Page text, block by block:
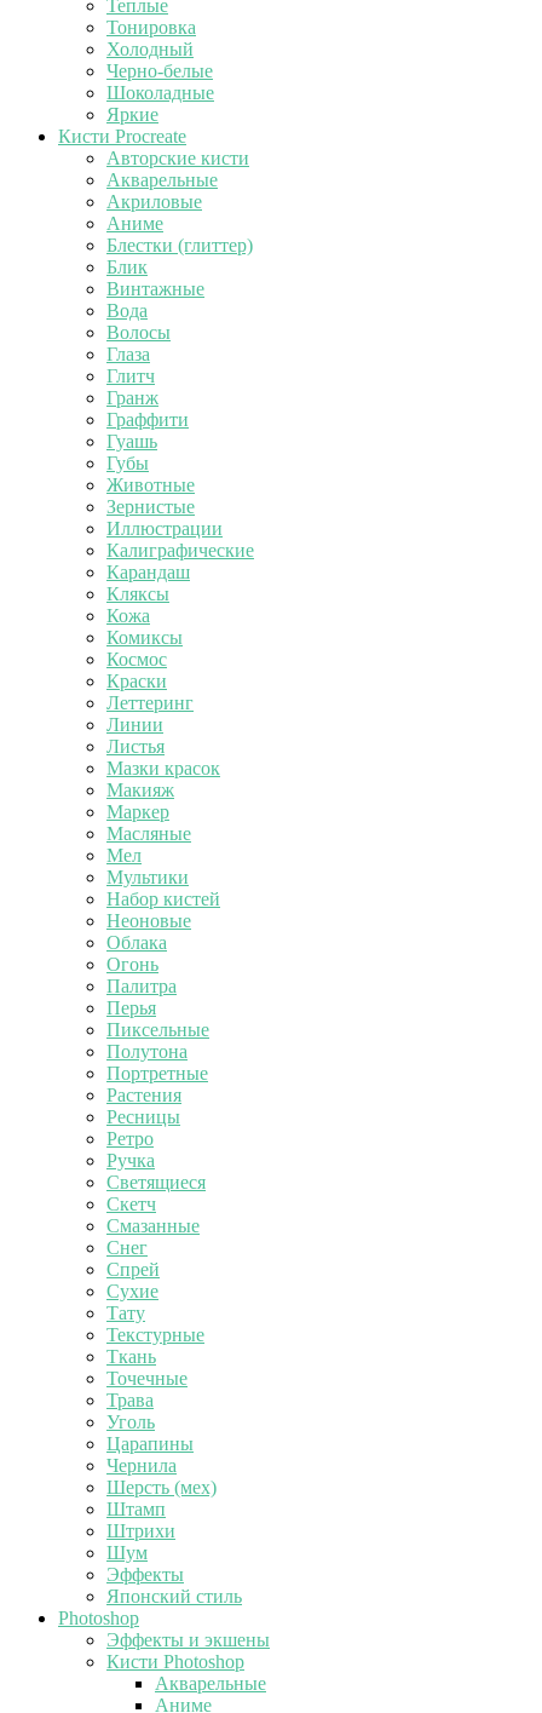
Теплые
Тонировка
Холодный
Черно-белые
Шоколадные
Яркие
Кисти Procreate
Авторские кисти
Акварельные
Акриловые
Аниме
Блестки (глиттер)
Блик
Винтажные
Вода
Волосы
Глаза
Глитч
Гранж
Граффити
Гуашь
Губы
Животные
Зернистые
Иллюстрации
Калиграфические
Карандаш
Кляксы
Кожа
Комиксы
Космос
Краски
Леттеринг
Линии
Листья
Мазки красок
Макияж
Маркер
Масляные
Мел
Мультики
Набор кистей
Неоновые
Облака
Огонь
Палитра
Перья
Пиксельные
Полутона
Портретные
Растения
Ресницы
Ретро
Ручка
Светящиеся
Скетч
Смазанные
Снег
Спрей
Сухие
Тату
Текстурные
Ткань
Точечные
Трава
Уголь
Царапины
Чернила
Шерсть (мех)
Штамп
Штрихи
Шум
Эффекты
Японский стиль
Photoshop
Эффекты и экшены
Кисти Photoshop
Акварельные
Аниме